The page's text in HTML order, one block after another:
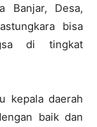
Banjar, Desa,
bisa
di tingkat
kepala daerah
baik dan